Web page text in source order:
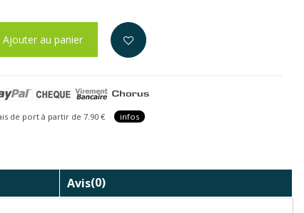
Ajouter au panier
port à partir de 7.90 € infos
Avis(0)